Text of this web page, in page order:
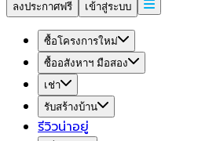
ลงประกาศฟรี เข้าสู่ระบบ
ซื้อโครงการใหม่
ซื้ออสังหาฯ มือสอง
เช่า
รับสร้างบ้าน
รีวิวน่าอยู่